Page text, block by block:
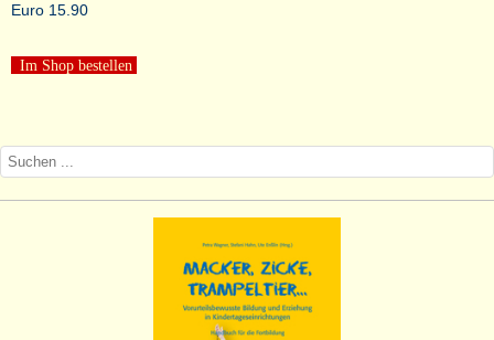
Euro 15.90
Im Shop bestellen